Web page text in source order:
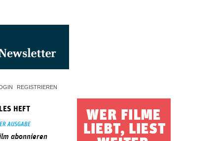
REGISTRIEREN
HEFT
AUSGABE
abonnieren